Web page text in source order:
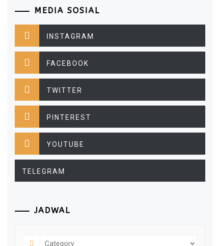
MEDIA SOSIAL
INSTAGRAM
FACEBOOK
TWITTER
PINTEREST
YOUTUBE
TELEGRAM
JADWAL